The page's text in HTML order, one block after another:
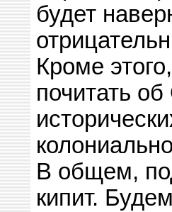
будет
Кроме
почитать
В общем,
кипит.